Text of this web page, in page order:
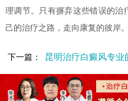
理调节。只有摒弃这些错误的治
己的治疗之路，走向康复的彼岸。
下一篇： 昆明治疗白癜风专业